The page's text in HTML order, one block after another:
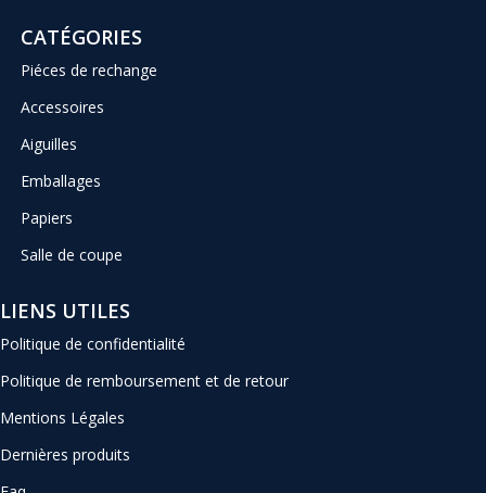
CATÉGORIES
Piéces de rechange
Accessoires
Aiguilles
Emballages
Papiers
Salle de coupe
LIENS UTILES
Politique de confidentialité
Politique de remboursement et de retour
Mentions Légales
Dernières produits